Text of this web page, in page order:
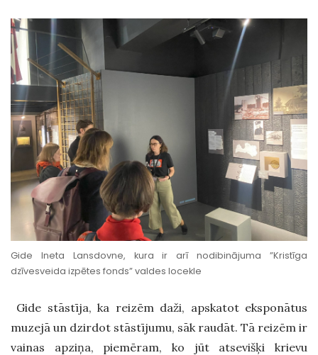
Gide Ineta Lansdovne, kura ir arī nodibinājuma ”Kristīga
dzīvesveida izpētes fonds” valdes locekle
Gide stāstīja, ka reizēm daži, apskatot eksponātus
muzejā un dzirdot stāstījumu, sāk raudāt. Tā reizēm ir
vainas apziņa, piemēram, ko jūt atsevišķi krievu